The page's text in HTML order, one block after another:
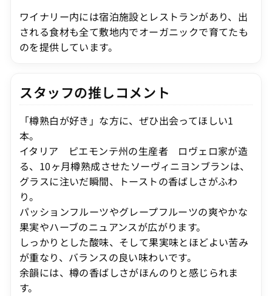
ワイナリー内には宿泊施設とレストランがあり、出
される食材も全て敷地内でオーガニックで育てたも
のを提供しています。
スタッフの推しコメント
「樽熟白が好き」な方に、ぜひ出会ってほしい1
本。
イタリア ピエモンテ州の生産者 ロヴェロ家が造
る、10ヶ月樽熟成させたソーヴィニヨンブランは、
グラスに注いだ瞬間、トーストの香ばしさがふわ
り。
パッションフルーツやグレープフルーツの爽やかな
果実やハーブのニュアンスが広がります。
しっかりとした酸味、そして果実味とほどよい苦み
が重なり、バランスの良い味わいです。
余韻には、樽の香ばしさがほんのりと感じられま
す。